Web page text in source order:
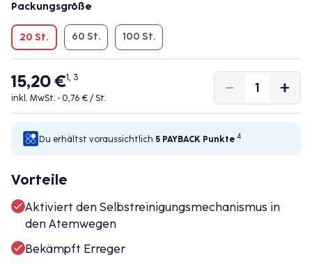
Packungsgröße
20 St. 60 St. 100 St.
15,20 €1, 3
inkl. MwSt. • 0,76 € / St.
Du erhältst voraussichtlich 5 PAYBACK Punkte 4
Vorteile
Aktiviert den Selbstreinigungsmechanismus in
den Atemwegen
Bekämpft Erreger